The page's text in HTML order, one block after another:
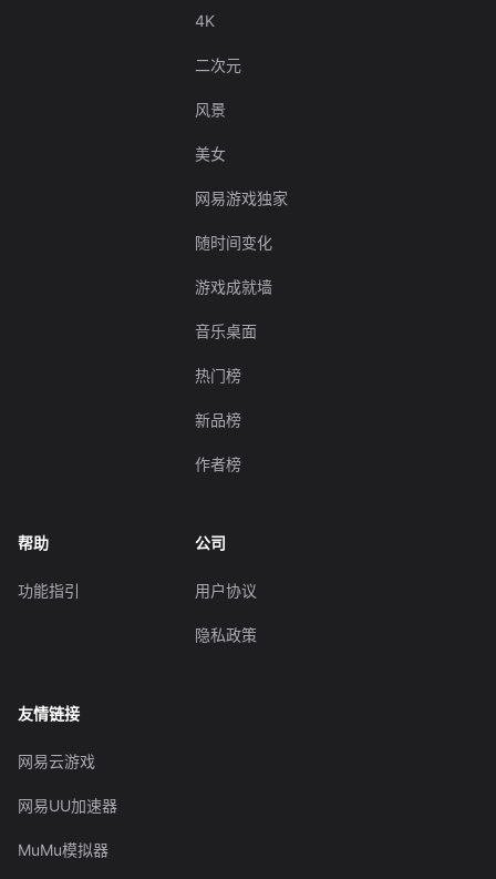
4K
二次元
风景
美女
网易游戏独家
随时间变化
游戏成就墙
音乐桌面
热门榜
新品榜
作者榜
帮助
功能指引
公司
用户协议
隐私政策
友情链接
网易云游戏
网易UU加速器
MuMu模拟器